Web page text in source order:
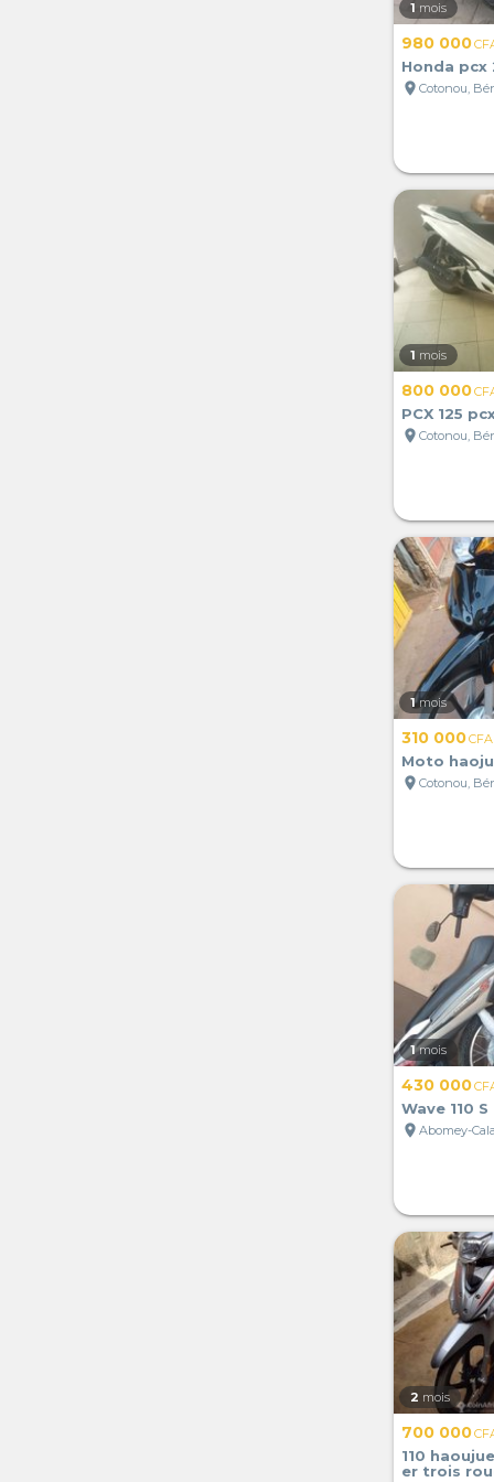
1 mois
980 000
Honda pcx
location_on Cotonou,
1 mois
800 000
PCX 125
location_on Cotonou,
1 mois
310 000CFA
Moto
location_on Cotonou,
1 mois
430 000
Wave 110 S
location_on Abomey-
2 mois
700 000
110
er trois